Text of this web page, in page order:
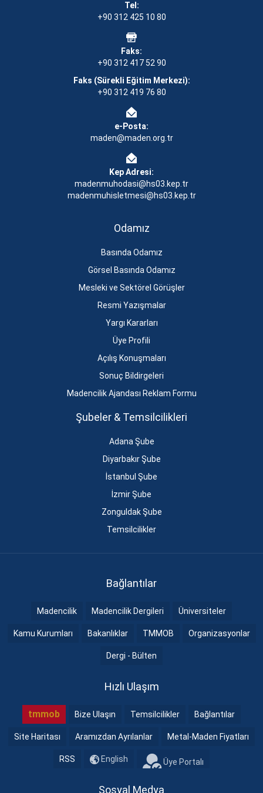
Tel:
+90 312 425 10 80
Faks:
+90 312 417 52 90
Faks (Sürekli Eğitim Merkezi):
+90 312 419 76 80
e-Posta:
maden@maden.org.tr
Kep Adresi:
madenmuhodasi@hs03.kep.tr
madenmuhisletmesi@hs03.kep.tr
Odamız
Basında Odamız
Görsel Basında Odamız
Mesleki ve Sektörel Görüşler
Resmi Yazışmalar
Yargı Kararları
Üye Profili
Açılış Konuşmaları
Sonuç Bildirgeleri
Madencilik Ajandası Reklam Formu
Şubeler & Temsilcilikleri
Adana Şube
Diyarbakır Şube
İstanbul Şube
İzmir Şube
Zonguldak Şube
Temsilcilikler
Bağlantılar
Madencilik Madencilik Dergileri Üniversiteler
Kamu Kurumları Bakanlıklar TMMOB Organizasyonlar
Dergi - Bülten
Hızlı Ulaşım
tmmob Bize Ulaşın Temsilcilikler Bağlantılar
Site Haritası Aramızdan Ayrılanlar Metal-Maden Fiyatları
RSS English Üye Portalı
Sosyal Medya